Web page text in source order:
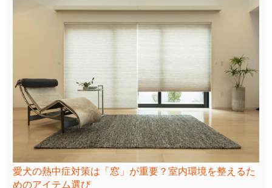
愛犬の熱中症対策は「窓」が重要？室内環境を整えるた
めのアイテム選び